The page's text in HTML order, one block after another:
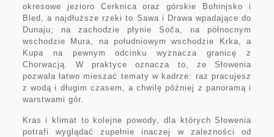
okresowe jezioro Cerknica oraz górskie Bohinjsko i
Bled, a najdłuższe rzeki to Sawa i Drawa wpadające do
Dunaju; na zachodzie płynie Soča, na północnym
wschodzie Mura, na południowym wschodzie Krka, a
Kupa na pewnym odcinku wyznacza granicę z
Chorwacją. W praktyce oznacza to, że Słowenia
pozwala łatwo mieszać tematy w kadrze: raz pracujesz
z wodą i długim czasem, a chwilę później z panoramą i
warstwami gór.
Kras i klimat to kolejne powody, dla których Słowenia
potrafi wyglądać zupełnie inaczej w zależności od